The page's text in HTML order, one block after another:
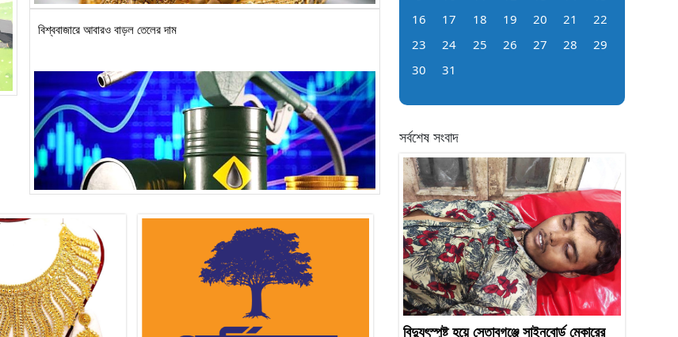
বিশ্ববাজারে আবারও বাড়ল তেলের দাম
16
17 18 19 20 21
22
23
24 25 26 27 28
29
30
31
সর্বশেষ সংবাদ
বিদ্যুৎস্পৃষ্ট হয়ে সেতাবগঞ্জে সাইনবোর্ড মেকারের